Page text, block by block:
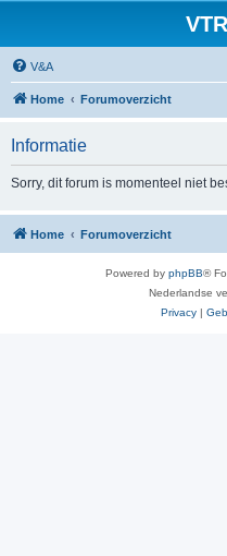
V&A
Home Forumoverzicht
Informatie
Sorry, dit forum is momenteel niet
Home Forumoverzicht
Powered by phpBB®
Nederlandse
Privacy |